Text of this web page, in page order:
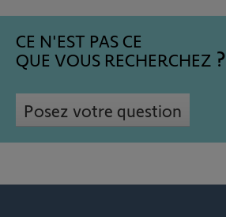
CE N'EST PAS CE
QUE VOUS RECHERCHEZ
Posez votre question